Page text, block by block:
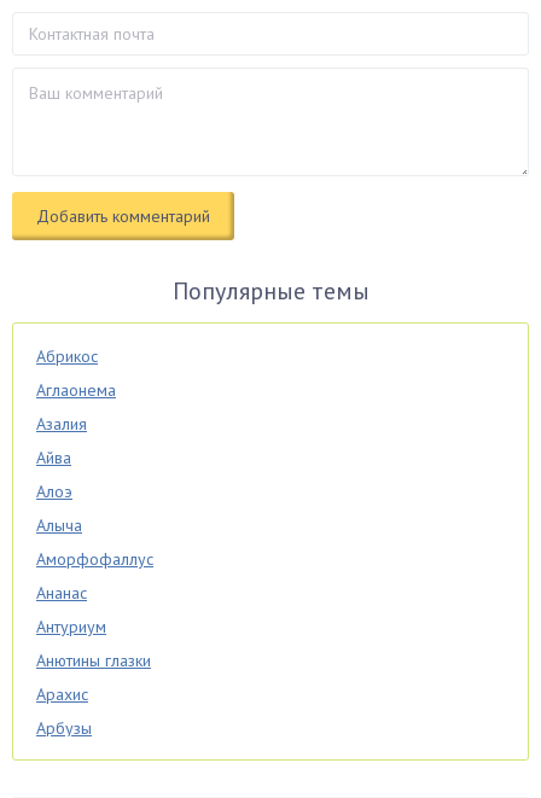
Популярные темы
Абрикос
Аглаонема
Азалия
Айва
Алоэ
Алыча
Аморфофаллус
Ананас
Антуриум
Анютины глазки
Арахис
Арбузы
Аспарагус